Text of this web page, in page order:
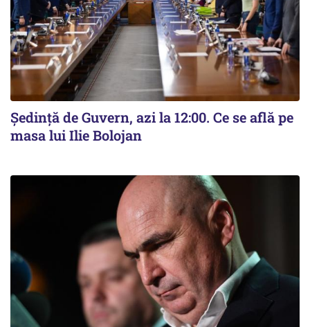
Ședință de Guvern, azi la 12:00. Ce se află pe
masa lui Ilie Bolojan